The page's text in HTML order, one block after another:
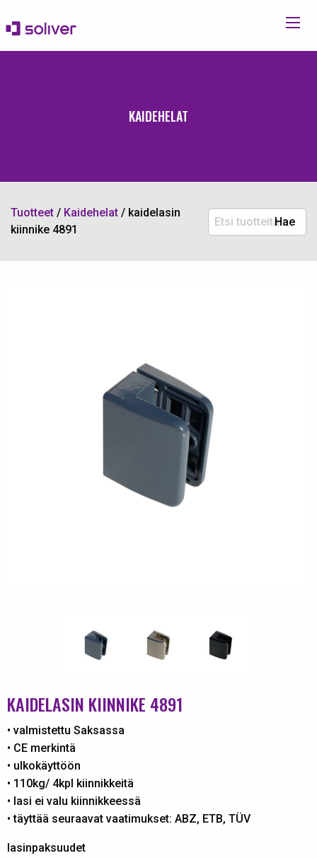
KAIDEHELAT
Tuotteet / Kaidehelat / kaidelasin
kiinnike 4891
Etsi
tuotteita:
Hae
KAIDELASIN KIINNIKE 4891
• valmistettu Saksassa
• CE merkintä
• ulkokäyttöön
• 110kg/ 4kpl kiinnikkeitä
• lasi ei valu kiinnikkeessä
• täyttää seuraavat vaatimukset: ABZ, ETB, TÜV
lasinpaksuudet